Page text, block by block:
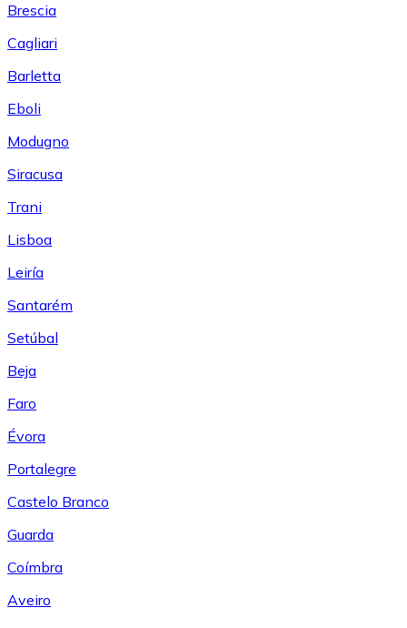
Brescia
Cagliari
Barletta
Eboli
Modugno
Siracusa
Trani
Lisboa
Leiría
Santarém
Setúbal
Beja
Faro
Évora
Portalegre
Castelo Branco
Guarda
Coímbra
Aveiro